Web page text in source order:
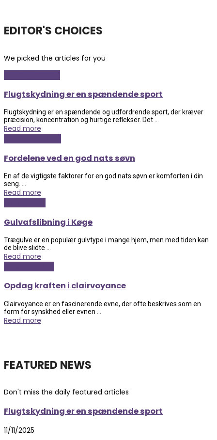
EDITOR'S CHOICES
We picked the articles for you
Flugtskydning er en spændende sport
Flugtskydning er en spændende og udfordrende sport, der kræver
præcision, koncentration og hurtige reflekser. Det ...
Read more
Fordelene ved en god nats søvn
En af de vigtigste faktorer for en god nats søvn er komforten i din
seng. ...
Read more
Gulvafslibning i Køge
Trægulve er en populær gulvtype i mange hjem, men med tiden kan
de blive slidte ...
Read more
Opdag kraften i clairvoyance
Clairvoyance er en fascinerende evne, der ofte beskrives som en
form for synskhed eller evnen ...
Read more
FEATURED NEWS
Don't miss the daily featured articles
Flugtskydning er en spændende sport
11/11/2025